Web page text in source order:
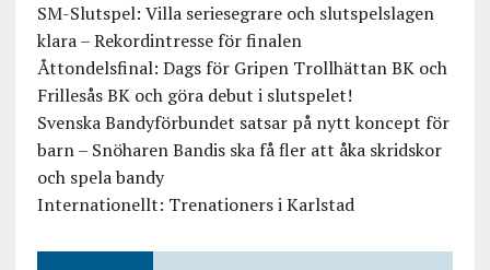
SM-Slutspel: Villa seriesegrare och slutspelslagen
klara – Rekordintresse för finalen
Åttondelsfinal: Dags för Gripen Trollhättan BK och
Frillesås BK och göra debut i slutspelet!
Svenska Bandyförbundet satsar på nytt koncept för
barn – Snöharen Bandis ska få fler att åka skridskor
och spela bandy
Internationellt: Trenationers i Karlstad